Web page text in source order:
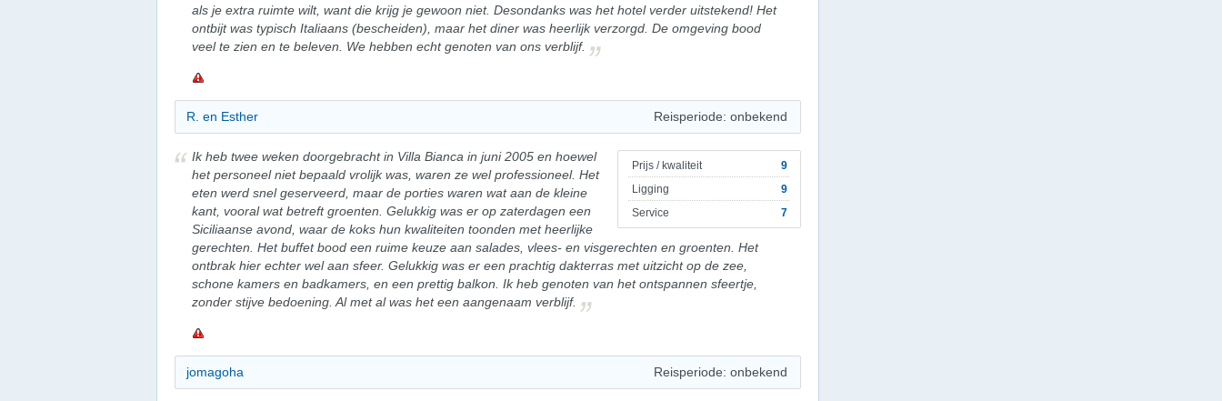
als je extra ruimte wilt, want die krijg je gewoon niet. Desondanks was het hotel verder uitstekend! Het
ontbijt was typisch Italiaans (bescheiden), maar het diner was heerlijk verzorgd. De omgeving bood
veel te zien en te beleven. We hebben echt genoten van ons verblijf.
R. en Esther Reisperiode: onbekend
Prijs / kwaliteit
9
Ligging
9
Service
7
Ik heb twee weken doorgebracht in Villa Bianca in juni 2005 en hoewel
het personeel niet bepaald vrolijk was, waren ze wel professioneel. Het
eten werd snel geserveerd, maar de porties waren wat aan de kleine
kant, vooral wat betreft groenten. Gelukkig was er op zaterdagen een
Siciliaanse avond, waar de koks hun kwaliteiten toonden met heerlijke
gerechten. Het buffet bood een ruime keuze aan salades, vlees- en visgerechten en groenten. Het
ontbrak hier echter wel aan sfeer. Gelukkig was er een prachtig dakterras met uitzicht op de zee,
schone kamers en badkamers, en een prettig balkon. Ik heb genoten van het ontspannen sfeertje,
zonder stijve bedoening. Al met al was het een aangenaam verblijf.
jomagoha Reisperiode: onbekend